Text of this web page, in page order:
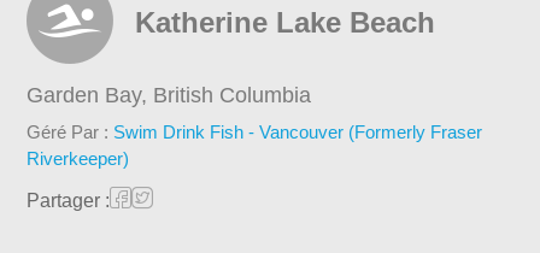
Katherine Lake Beach
Garden Bay, British Columbia
Géré Par : Swim Drink Fish - Vancouver (Formerly Fraser
Riverkeeper)
Partager :